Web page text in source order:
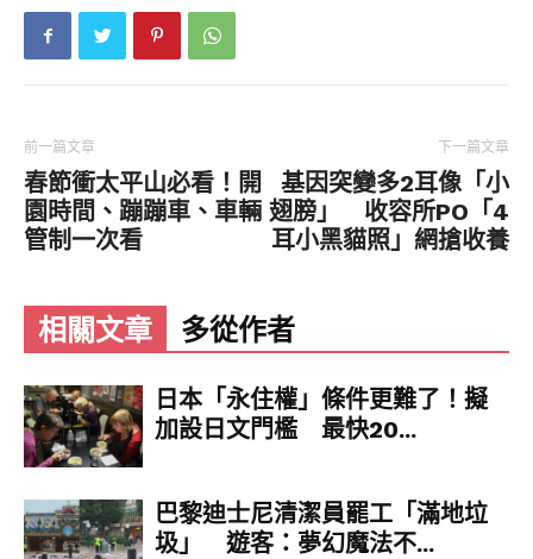
與高階手機並駕齊驅。使用者僅需透過語音就能下
達複雜指令，預計最快 9 月正式露面。由於生產成
OpenAI 全球事務副總裁 Chris Lehane 已經對外
確認，該公司確實會在 2026 下半年把首件硬體送
入市場，宣告正式跨過軟體門檻。為了這場進軍硬
體界的硬仗，他們先前更大手筆花了 65 億美元，買
下蘋果前王牌設計師 Jony Ive 旗下的 io Products
除了目前風聲最盛的耳機外，OpenAI 其實還同步
AI 筆，以及另一個還沒露臉的神祕品項。這也代表
除了語音耳機，未來還有更多不同型態的工具會加
入 AI 陣營，逐步建立起實體的人工智慧生態體系。
前一篇文章
春節衝太平山必看！開
園時間、蹦蹦車、車輛
管制一次看
下一篇文章
基因突變多2耳像「小
翅膀」 收容所PO「4
耳小黑貓照」網搶收養
相關文章 多從作者
日本「永住權」條件更難了！擬
加設日文門檻 最快20...
巴黎迪士尼清潔員罷工「滿地垃
圾」 遊客：夢幻魔法不...